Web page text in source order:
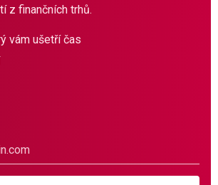
z finančních trhů.
vám ušetří čas